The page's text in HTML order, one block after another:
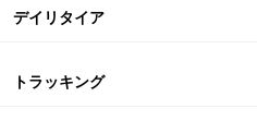
デイリタイア
トラッキング